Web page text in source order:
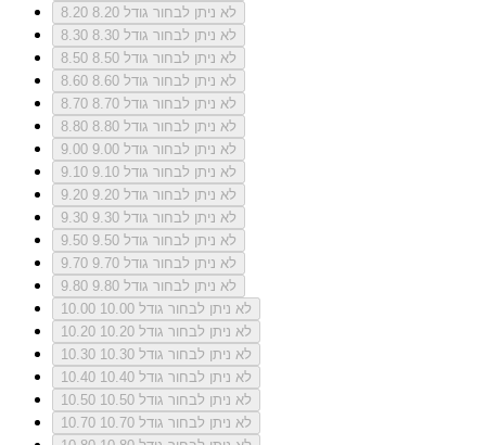
8.20
לא ניתן לבחור גודל 8.20
8.30
לא ניתן לבחור גודל 8.30
8.50
לא ניתן לבחור גודל 8.50
8.60
לא ניתן לבחור גודל 8.60
8.70
לא ניתן לבחור גודל 8.70
8.80
לא ניתן לבחור גודל 8.80
9.00
לא ניתן לבחור גודל 9.00
9.10
לא ניתן לבחור גודל 9.10
9.20
לא ניתן לבחור גודל 9.20
9.30
לא ניתן לבחור גודל 9.30
9.50
לא ניתן לבחור גודל 9.50
9.70
לא ניתן לבחור גודל 9.70
9.80
לא ניתן לבחור גודל 9.80
10.00
לא ניתן לבחור גודל 10.00
10.20
לא ניתן לבחור גודל 10.20
10.30
לא ניתן לבחור גודל 10.30
10.40
לא ניתן לבחור גודל 10.40
10.50
לא ניתן לבחור גודל 10.50
10.70
לא ניתן לבחור גודל 10.70